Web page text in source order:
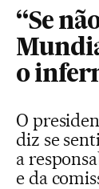
“Se
o
O
diz se
a
e da